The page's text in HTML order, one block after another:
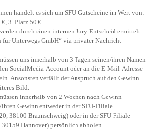
handelt es sich um SFU-Gutscheine im Wert von:
€, 3. Platz 50 €.
durch einen internen Jury-Entscheid ermittelt
für Unterwegs GmbH“ via privater Nachricht
uns innerhalb von 3 Tagen seinen/ihren Namen
SocialMedia-Account oder an die E-Mail-Adresse
Ansonsten verfällt der Anspruch auf den Gewinn
Bild.
innerhalb von 2 Wochen nach Gewinn-
Gewinn entweder in der SFU-Filiale
38100 Braunschweig) oder in der SFU-Filiale
Hannover) persönlich abholen.